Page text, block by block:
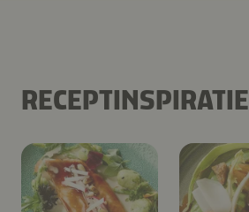
RECEPTINSPIRATIE